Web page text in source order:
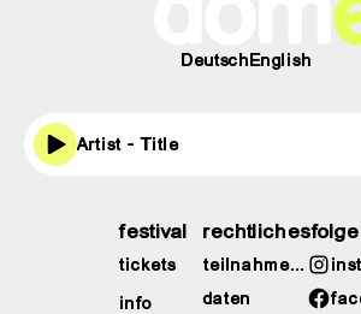
DeutschEnglish
Artist - Title
festival
tickets
info
rechtliches
teilnahmebedingungen
daten